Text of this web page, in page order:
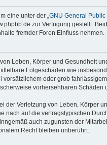
eine unter der „ GNU General Public
zur Verfügung gestellt.
fremder Foren Einfluss nehmen.
Leben, Körper und Gesundheit
Folgeschäden wie
oder grob
vorhersehbaren
der Verletzung von Leben, Körper
nach auf die vertragstypischen
auch zugunsten der
Recht bleiben unberührt.